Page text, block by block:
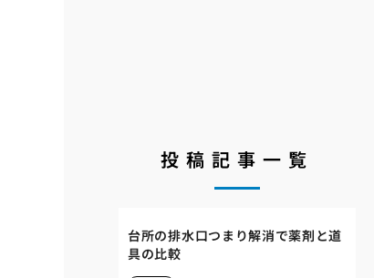
投稿記事一覧
台所の排水口つまり解消で薬剤と道
具の比較